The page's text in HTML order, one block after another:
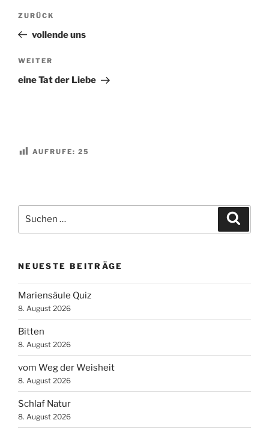
Beitragsnavigation
Vorheriger
Beitrag
ZURÜCK
vollende uns
Nächster
Beitrag
WEITER
eine Tat der Liebe
AUFRUFE: 25
nach:
NEUESTE BEITRÄGE
Mariensäule Quiz
8. August 2026
Bitten
8. August 2026
vom Weg der Weisheit
8. August 2026
Schlaf Natur
8. August 2026